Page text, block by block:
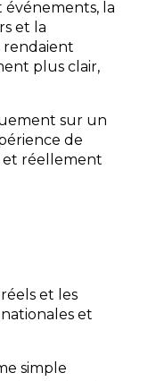
événements, la
et la
rendaient
plus clair,
sur un
de
et réellement
et les
et
simple